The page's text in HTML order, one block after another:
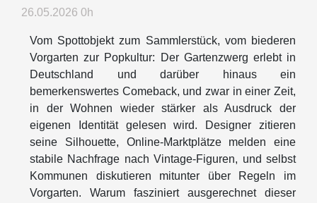
26.05.2026 0h
Vom Spottobjekt zum Sammlerstück, vom biederen
Vorgarten zur Popkultur: Der Gartenzwerg erlebt in
Deutschland und darüber hinaus ein
bemerkenswertes Comeback, und zwar in einer Zeit,
in der Wohnen wieder stärker als Ausdruck der
eigenen Identität gelesen wird. Designer zitieren
seine Silhouette, Online-Marktplätze melden eine
stabile Nachfrage nach Vintage-Figuren, und selbst
Kommunen diskutieren mitunter über Regeln im
Vorgarten. Warum fasziniert ausgerechnet dieser